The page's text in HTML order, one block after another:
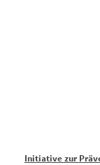
Initiative zur